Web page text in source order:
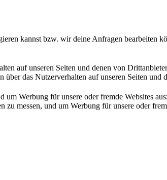
kannst bzw. wir deine Anfragen bearbeiten
auf unseren Seiten und denen von
über das Nutzerverhalten auf unseren Seiten und
Werbung für unsere oder fremde Websites
messen, und um Werbung für unsere oder